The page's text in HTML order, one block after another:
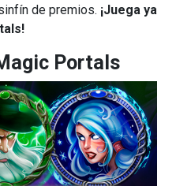
de premios. ¡Juega ya
Portals